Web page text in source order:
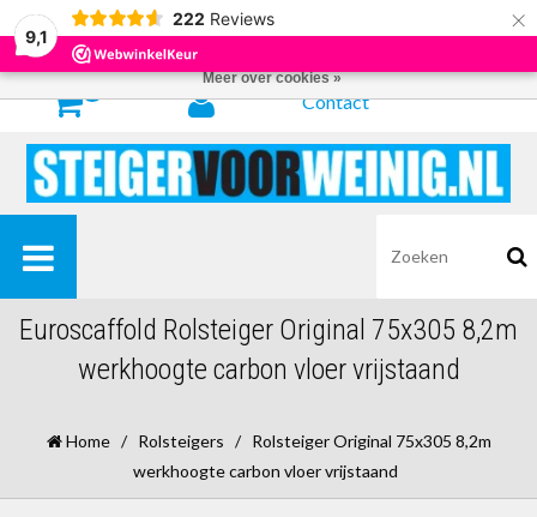
9,1
222 Reviews ×
Contact
Euroscaffold Rolsteiger Original 75x305 8,2m
werkhoogte carbon vloer vrijstaand
Home / Rolsteigers / Rolsteiger Original 75x305 8,2m
werkhoogte carbon vloer vrijstaand
Door het gebruiken van onze website, ga je akkoord met het gebruik van
cookies om onze website te verbeteren.
Meer over cookies »